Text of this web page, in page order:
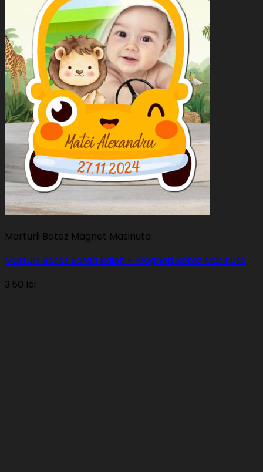
Marturii Botez Magnet Masinuta
Marturii Botez Safari Baieti – Magneti Botez Masinuta
3.50 lei